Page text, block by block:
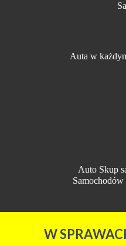
Auta w
Auto Skup
Samochodów
W